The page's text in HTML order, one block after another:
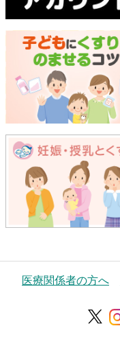
医療関係者の方へ